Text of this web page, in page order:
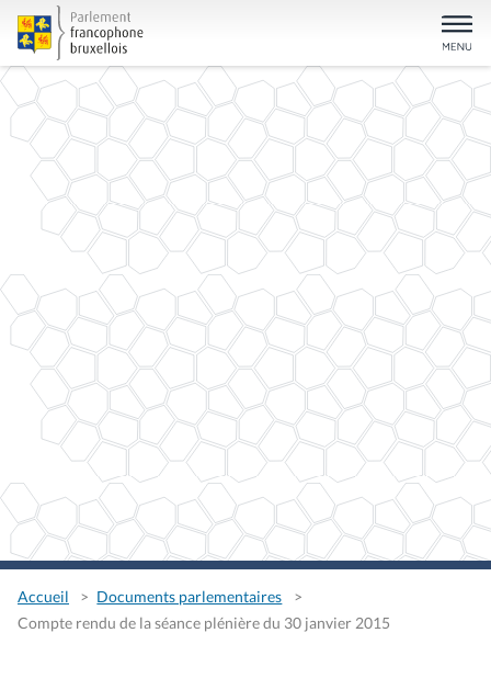
Accueil
Documents parlementaires
Compte rendu de la séance plénière du 30 janvier 2015